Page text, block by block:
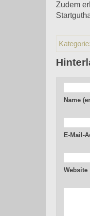
Zudem
Kategorie:
Name
E-Mail-
Website